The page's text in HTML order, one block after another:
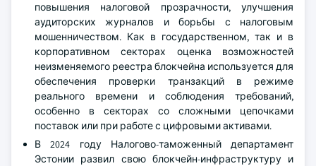
повышения налоговой прозрачности, улучшения
аудиторских журналов и борьбы с налоговым
мошенничеством. Как в государственном, так и в
корпоративном секторах оценка возможностей
неизменяемого реестра блокчейна используется для
обеспечения проверки транзакций в режиме
реального времени и соблюдения требований,
особенно в секторах со сложными цепочками
поставок или при работе с цифровыми активами.
В 2024 году Налогово-таможенный департамент
Эстонии развил свою блокчейн-инфраструктуру и